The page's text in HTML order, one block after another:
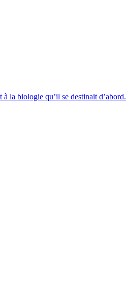
la biologie qu’il se destinait d’abord.